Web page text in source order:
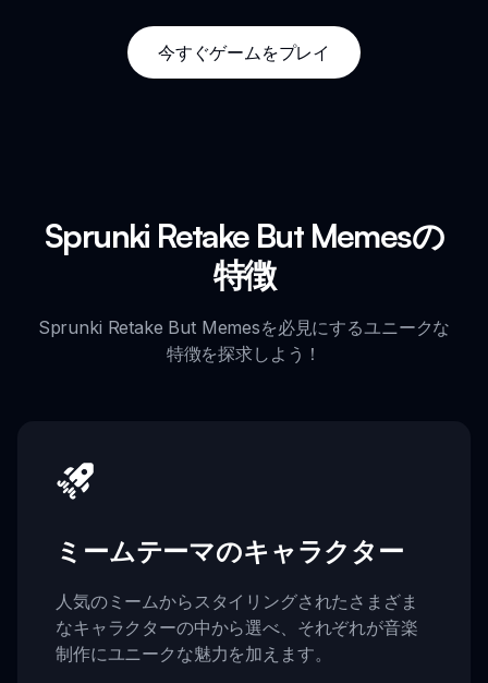
今すぐゲームをプレイ
Sprunki Retake But Memesの
特徴
Sprunki Retake But Memesを必見にするユニークな
特徴を探求しよう！
ミームテーマのキャラクター
人気のミームからスタイリングされたさまざま
なキャラクターの中から選べ、それぞれが音楽
制作にユニークな魅力を加えます。